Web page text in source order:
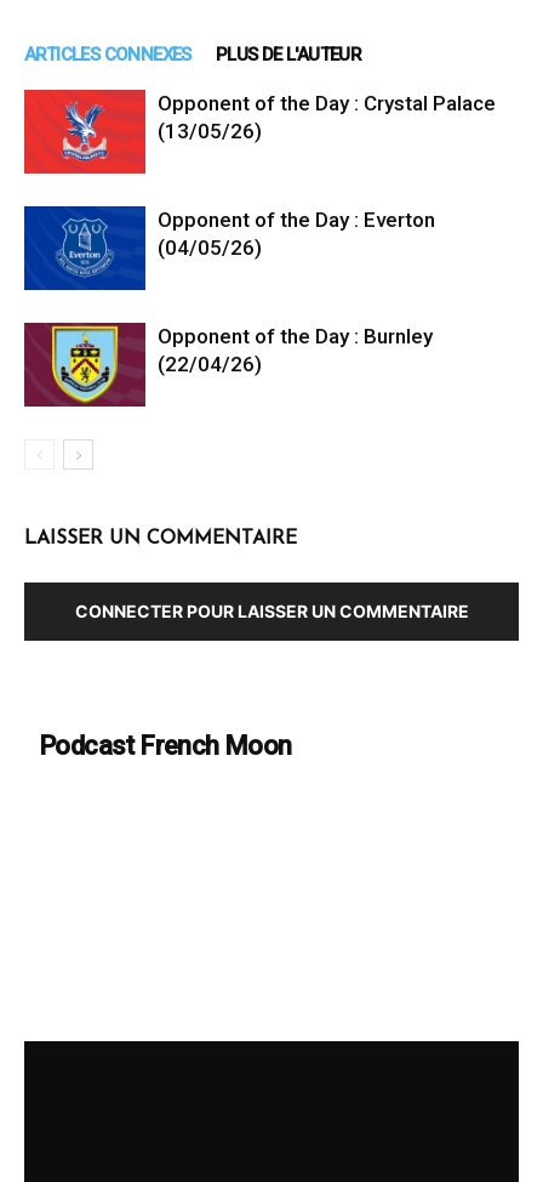
ARTICLES CONNEXES PLUS DE L'AUTEUR
Opponent of the Day : Crystal Palace
(13/05/26)
Opponent of the Day : Everton
(04/05/26)
Opponent of the Day : Burnley
(22/04/26)
LAISSER UN COMMENTAIRE
CONNECTER POUR LAISSER UN COMMENTAIRE
Podcast French Moon